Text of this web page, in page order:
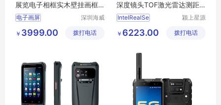
展览电子相框实木壁挂画框
广告机
电子画屏
壁挂画框广告机
深圳海威
有限公司
￥ 3999.00 拨打电话
深度镜头TOF激光雷达测距
仪
IntelRealSe
颍上星源
有限公司
￥ 6223.00 拨打电话